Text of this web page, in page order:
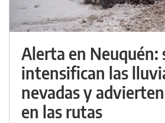
Alerta en Neuquén:
intensifican las
nevadas y
en las rutas